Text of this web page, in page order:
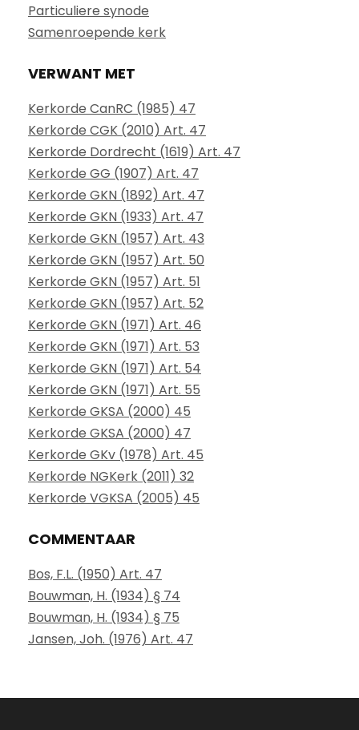
Particuliere synode
Samenroepende kerk
VERWANT MET
Kerkorde CanRC (1985) 47
Kerkorde CGK (2010) Art. 47
Kerkorde Dordrecht (1619) Art. 47
Kerkorde GG (1907) Art. 47
Kerkorde GKN (1892) Art. 47
Kerkorde GKN (1933) Art. 47
Kerkorde GKN (1957) Art. 43
Kerkorde GKN (1957) Art. 50
Kerkorde GKN (1957) Art. 51
Kerkorde GKN (1957) Art. 52
Kerkorde GKN (1971) Art. 46
Kerkorde GKN (1971) Art. 53
Kerkorde GKN (1971) Art. 54
Kerkorde GKN (1971) Art. 55
Kerkorde GKSA (2000) 45
Kerkorde GKSA (2000) 47
Kerkorde GKv (1978) Art. 45
Kerkorde NGKerk (2011) 32
Kerkorde VGKSA (2005) 45
COMMENTAAR
Bos, F.L. (1950) Art. 47
Bouwman, H. (1934) § 74
Bouwman, H. (1934) § 75
Jansen, Joh. (1976) Art. 47